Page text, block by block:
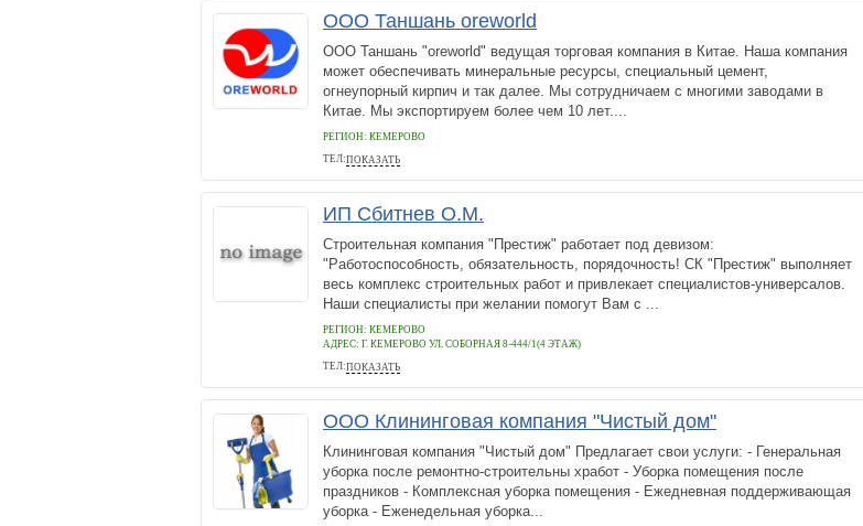
ООО Таншань oreworld
ООО Таншань "oreworld" ведущая торговая компания в Китае. Наша компания
может обеспечивать минеральные ресурсы, специальный цемент,
огнеупорный кирпич и так далее. Мы сотрудничаем с многими заводами в
Китае. Мы экспортируем более чем 10 лет....
РЕГИОН: КЕМЕРОВО
ТЕЛ:ПОКАЗАТЬ
+86-0315-5392225
ИП Сбитнев О.М.
Строительная компания "Престиж" работает под девизом:
"Работоспособность, обязательность, порядочность! СК "Престиж" выполняет
весь комплекс строительных работ и привлекает специалистов-универсалов.
Наши специалисты при желании помогут Вам с ...
РЕГИОН: КЕМЕРОВО
АДРЕС: Г. КЕМЕРОВО УЛ. СОБОРНАЯ 8-444/1(4 ЭТАЖ)
ТЕЛ:ПОКАЗАТЬ
+79234838448
ООО Клининговая компания "Чистый дом"
Клининговая компания "Чистый дом" Предлагает свои услуги: - Генеральная
уборка после ремонтно-строительны хработ - Уборка помещения после
праздников - Комплексная уборка помещения - Ежедневная поддерживающая
уборка - Еженедельная уборка...